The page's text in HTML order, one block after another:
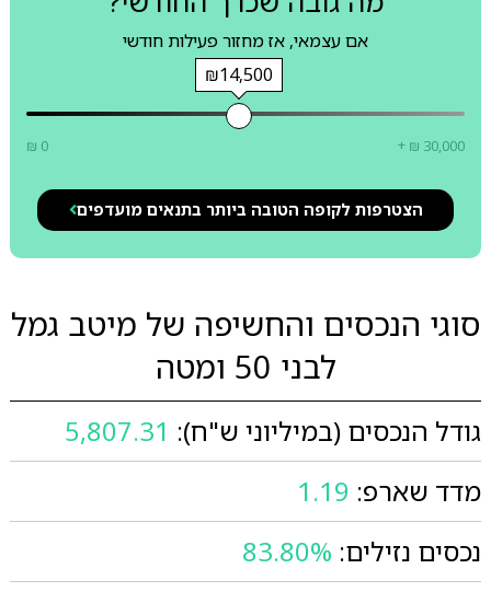
אם עצמאי, אז מחזור פעילות חודשי
₪14,500
₪ 0 + ₪ 30,000
הצטרפות לקופה הטובה ביותר בתנאים מועדפים
סוגי הנכסים והחשיפה של מיטב גמל
לבני 50 ומטה
גודל הנכסים (במיליוני ש"ח): 5,807.31
מדד שארפ: 1.19
נכסים נזילים: 83.80%